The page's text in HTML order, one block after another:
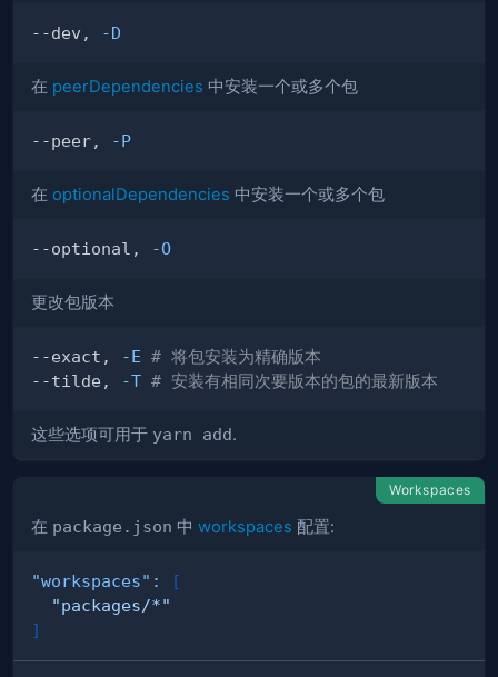
--dev, -D
在 peerDependencies 中安装一个或多个包
--peer, -P
在 optionalDependencies 中安装一个或多个包
--optional, -O
更改包版本
--exact, -E # 将包安装为精确版本
--tilde,
-T # 安装有相同次要版本的包的最新版本
这些选项可用于 yarn add.
Workspaces
在 package.json 中 workspaces 配置:
"workspaces" :
[
"packages/*"
]